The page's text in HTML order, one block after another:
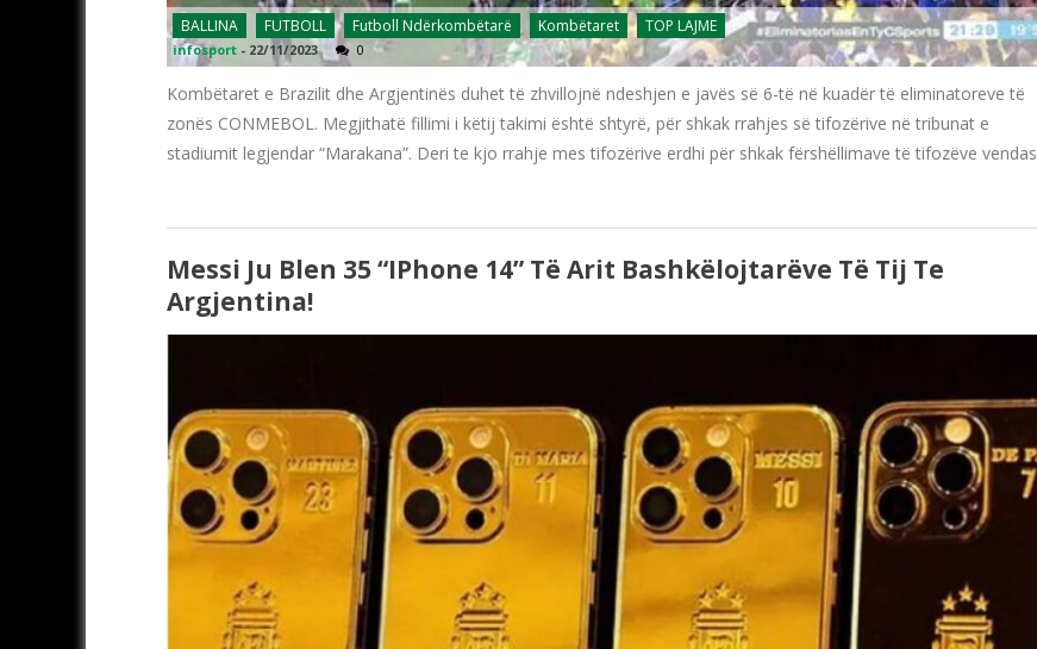
BALLINA FUTBOLL Futboll Ndërkombëtarë Kombëtaret TOP LAJME
infosport - 22/11/2023 0
Kombëtaret e Brazilit dhe Argjentinës duhet të zhvillojnë ndeshjen e javës së 6-të në kuadër të eliminatoreve të
zonës CONMEBOL. Megjithatë fillimi i këtij takimi është shtyrë, për shkak rrahjes së tifozërive në tribunat e
stadiumit legjendar “Marakana”. Deri te kjo rrahje mes tifozërive erdhi për shkak fërshëllimave të tifozëve vendas
Messi Ju Blen 35 “iPhone 14” Të Arit Bashkëlojtarëve Të Tij Te
Argjentina!